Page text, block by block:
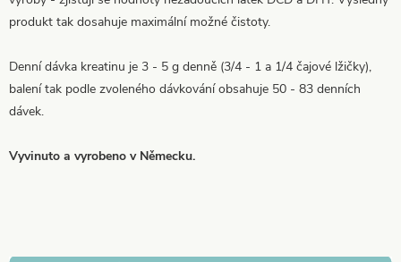
produkt tak dosahuje maximální možné čistoty.
Denní dávka kreatinu je 3 - 5 g denně (3/4 - 1 a 1/4 čajové lžičky),
balení tak podle zvoleného dávkování obsahuje 50 - 83 denních
dávek.
Vyvinuto a vyrobeno v Německu.